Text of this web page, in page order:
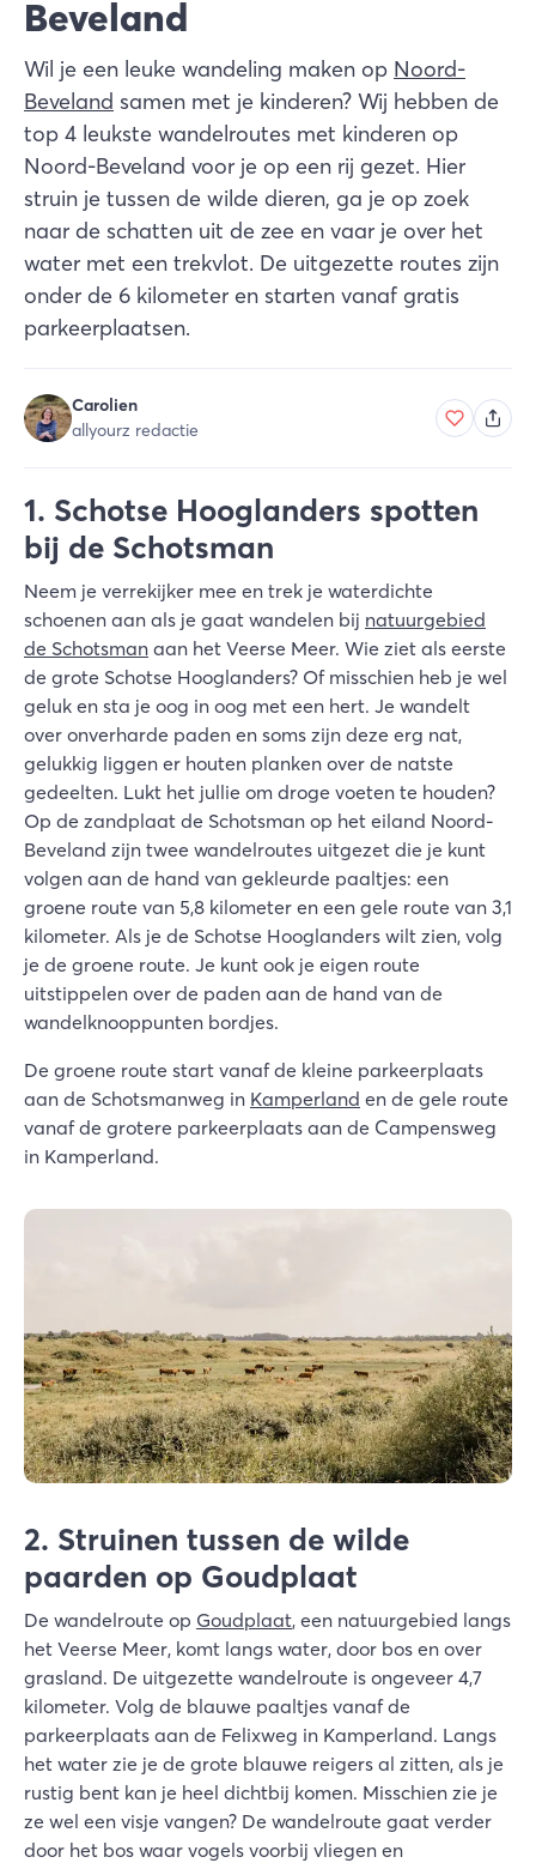
Beveland
Wil je een leuke wandeling maken op Noord-
Beveland samen met je kinderen? Wij hebben de
top 4 leukste wandelroutes met kinderen op
Noord-Beveland voor je op een rij gezet. Hier
struin je tussen de wilde dieren, ga je op zoek
naar de schatten uit de zee en vaar je over het
water met een trekvlot. De uitgezette routes zijn
onder de 6 kilometer en starten vanaf gratis
parkeerplaatsen.
Carolien
allyourz redactie
1. Schotse Hooglanders spotten
bij de Schotsman
Neem je verrekijker mee en trek je waterdichte
schoenen aan als je gaat wandelen bij natuurgebied
de Schotsman aan het Veerse Meer. Wie ziet als eerste
de grote Schotse Hooglanders? Of misschien heb je wel
geluk en sta je oog in oog met een hert. Je wandelt
over onverharde paden en soms zijn deze erg nat,
gelukkig liggen er houten planken over de natste
gedeelten. Lukt het jullie om droge voeten te houden?
Op de zandplaat de Schotsman op het eiland Noord-
Beveland zijn twee wandelroutes uitgezet die je kunt
volgen aan de hand van gekleurde paaltjes: een
groene route van 5,8 kilometer en een gele route van 3,1
kilometer. Als je de Schotse Hooglanders wilt zien, volg
je de groene route. Je kunt ook je eigen route
uitstippelen over de paden aan de hand van de
wandelknooppunten bordjes.
De groene route start vanaf de kleine parkeerplaats
aan de Schotsmanweg in Kamperland en de gele route
vanaf de grotere parkeerplaats aan de Campensweg
in Kamperland.
2. Struinen tussen de wilde
paarden op Goudplaat
De wandelroute op Goudplaat, een natuurgebied langs
het Veerse Meer, komt langs water, door bos en over
grasland. De uitgezette wandelroute is ongeveer 4,7
kilometer. Volg de blauwe paaltjes vanaf de
parkeerplaats aan de Felixweg in Kamperland. Langs
het water zie je de grote blauwe reigers al zitten, als je
rustig bent kan je heel dichtbij komen. Misschien zie je
ze wel een visje vangen? De wandelroute gaat verder
door het bos waar vogels voorbij vliegen en